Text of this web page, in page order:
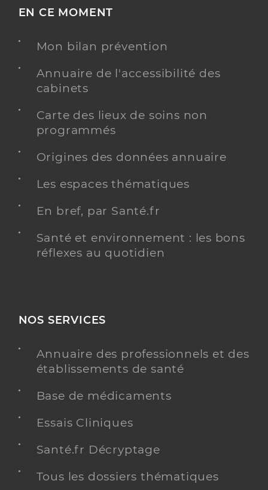
EN CE MOMENT
Mon bilan prévention
Annuaire de l'accessibilité des
cabinets
Carte des lieux de soins non
programmés
Origines des données annuaire
Les espaces thématiques
En bref, par Santé.fr
Santé et environnement : les bons
réflexes au quotidien
NOS SERVICES
Annuaire des professionnels et des
établissements de santé
Base de médicaments
Essais Cliniques
Santé.fr Décryptage
Tous les dossiers thématiques